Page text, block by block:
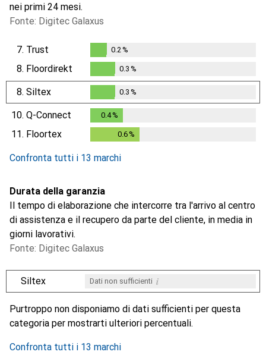
nei primi 24 mesi.
Fonte: Digitec Galaxus
7. Trust
0.2%
0.2 %
8. Floordirekt
0.3%
0.3 %
8. Siltex
0.3%
0.3 %
10. Q-Connect 0.4%
11. Floortex 0.6 %
Confronta tutti i 13 marchi
Durata della garanzia
Il tempo di elaborazione che intercorre tra l'arrivo al centro
di assistenza e il recupero da parte del cliente, in media in
giorni lavorativi.
Fonte: Digitec Galaxus
Siltex Dati non sufficienti i
iiii
Purtroppo non disponiamo di dati sufficienti per questa
categoria per mostrarti ulteriori percentuali.
Confronta tutti i 13 marchi